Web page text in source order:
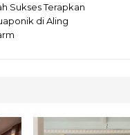
Sukses Terapkan
di Aling